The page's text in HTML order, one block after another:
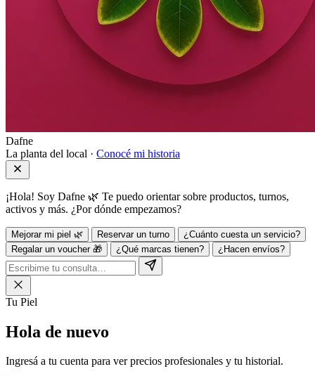
Dafne
La planta del local · Conocé mi historia
¡Hola! Soy Dafne 🌿 Te puedo orientar sobre productos, turnos,
activos y más. ¿Por dónde empezamos?
Mejorar mi piel 🌿 Reservar un turno
¿Cuánto cuesta un servicio?
Regalar un voucher 🎁
¿Qué marcas tienen? ¿Hacen envíos?
Tu Piel
Hola de nuevo
Ingresá a tu cuenta para ver precios profesionales y tu historial.